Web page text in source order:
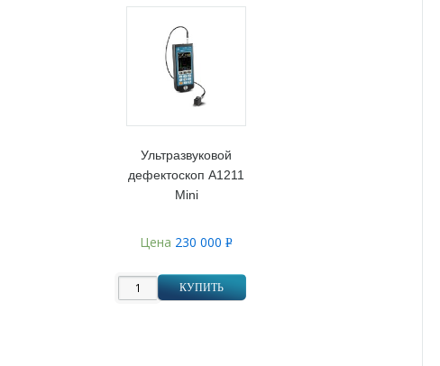
Ультразвуковой
дефектоскоп А1211
Mini
Цена 230 000Р
КУПИТЬ